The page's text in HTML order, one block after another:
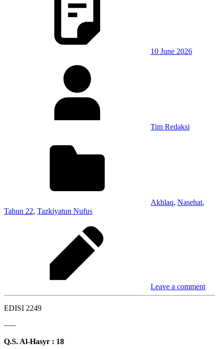
10 June 2026
Tim Redaksi
Akhlaq, Nasehat,
Tahun 22, Tazkiyatun Nufus
Leave a comment
EDISI 2249
—–
Q.S. Al-Hasyr : 18